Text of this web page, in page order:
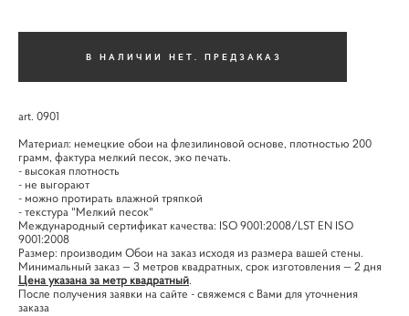
В НАЛИЧИИ НЕТ. ПРЕДЗАКАЗ
art. 0901
Материал: немецкие обои на флезилиновой основе, плотностью 200
грамм, фактура мелкий песок, эко печать.
- высокая плотность
- не выгорают
- можно протирать влажной тряпкой
- текстура "Мелкий песок"
Международный сертификат качества: ISO 9001:2008/LST EN ISO
9001:2008
Размер: производим Обои на заказ исходя из размера вашей стены.
Минимальный заказ — 3 метров квадратных, срок изготовления — 2 дня
Цена указана за метр квадратный.
После получения заявки на сайте - свяжемся с Вами для уточнения
заказа